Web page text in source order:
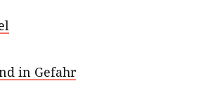
in Gefahr